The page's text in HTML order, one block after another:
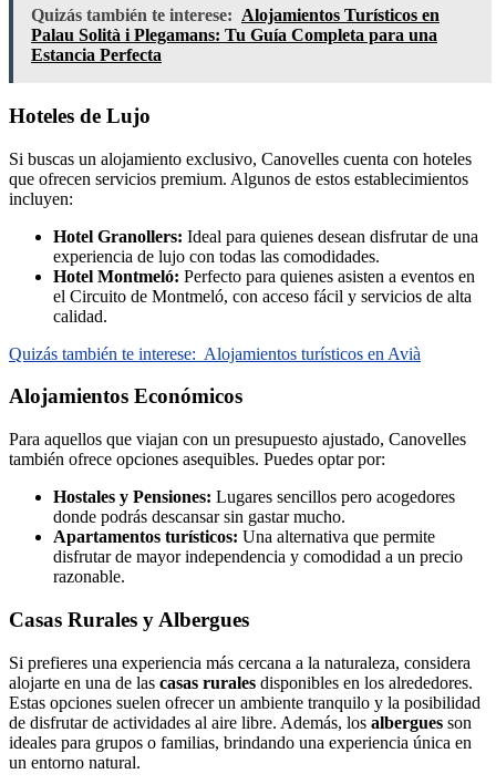
Quizás también te interese: Alojamientos Turísticos en
Palau Solità i Plegamans: Tu Guía Completa para una
Estancia Perfecta
Hoteles de Lujo
Si buscas un alojamiento exclusivo, Canovelles cuenta con hoteles
que ofrecen servicios premium. Algunos de estos establecimientos
incluyen:
Hotel Granollers: Ideal para quienes desean disfrutar de una
experiencia de lujo con todas las comodidades.
Hotel Montmeló: Perfecto para quienes asisten a eventos en
el Circuito de Montmeló, con acceso fácil y servicios de alta
calidad.
Quizás también te interese: Alojamientos turísticos en Avià
Alojamientos Económicos
Para aquellos que viajan con un presupuesto ajustado, Canovelles
también ofrece opciones asequibles. Puedes optar por:
Hostales y Pensiones: Lugares sencillos pero acogedores
donde podrás descansar sin gastar mucho.
Apartamentos turísticos: Una alternativa que permite
disfrutar de mayor independencia y comodidad a un precio
razonable.
Casas Rurales y Albergues
Si prefieres una experiencia más cercana a la naturaleza, considera
alojarte en una de las casas rurales disponibles en los alrededores.
Estas opciones suelen ofrecer un ambiente tranquilo y la posibilidad
de disfrutar de actividades al aire libre. Además, los albergues son
ideales para grupos o familias, brindando una experiencia única en
un entorno natural.